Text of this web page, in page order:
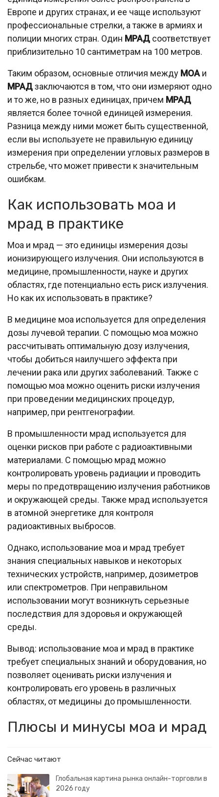
Европе и других странах, и ее чаще используют
профессиональные стрелки, а также в армиях и
полиции многих стран. Один МРАД соответствует
приблизительно 10 сантиметрам на 100 метров.
Таким образом, основные отличия между МОА и
МРАДзаключаются в том, что они измеряют одно
и то же, но в разных единицах, причем МРАД
является более точной единицей измерения.
Разница между ними может быть существенной,
если вы используете не правильную единицу
измерения при определении угловых размеров в
стрельбе, что может привести к значительным
ошибкам.
Как использовать моа и
мрад в практике
Моа и мрад — это единицы измерения дозы
ионизирующего излучения. Они используются в
медицине, промышленности, науке и других
областях, где потенциально есть риск излучения.
Но как их использовать в практике?
В медицине моа используется для определения
дозы лучевой терапии. С помощью моа можно
рассчитывать оптимальную дозу излучения,
чтобы добиться наилучшего эффекта при
лечении рака или других заболеваний. Также с
помощью моа можно оценить риски излучения
при проведении медицинских процедур,
например, при рентгенографии.
В промышленности мрад используется для
оценки рисков при работе с радиоактивными
материалами. С помощью мрад можно
контролировать уровень радиации и проводить
меры по предотвращению излучения работников
и окружающей среды. Также мрад используется
в атомной энергетике для контроля
радиоактивных выбросов.
Однако, использование моа и мрад требует
знания специальных навыков и некоторых
технических устройств, например, дозиметров
или спектрометров. При неправильном
использовании могут возникнуть серьезные
последствия для здоровья и окружающей
среды.
Вывод: использование моа и мрад в практике
требует специальных знаний и оборудования, но
позволяет оценивать риски излучения и
контролировать его уровень в различных
областях, от медицины до промышленности.
Плюсы и минусы моа и мрад
Сейчас читают
Глобальная картина рынка онлайн-торговли в
2026 году